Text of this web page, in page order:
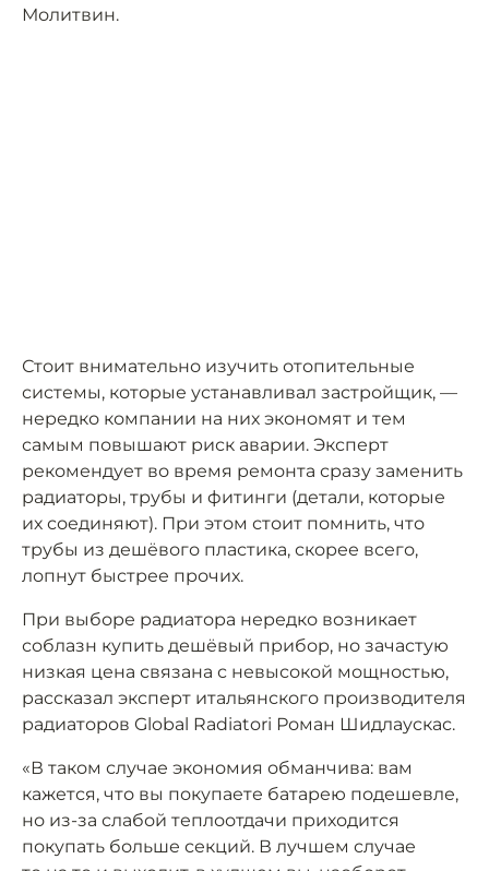
Молитвин.
Стоит внимательно изучить отопительные
системы, которые устанавливал застройщик, —
нередко компании на них экономят и тем
самым повышают риск аварии. Эксперт
рекомендует во время ремонта сразу заменить
радиаторы, трубы и фитинги (детали, которые
их соединяют). При этом стоит помнить, что
трубы из дешёвого пластика, скорее всего,
лопнут быстрее прочих.
При выборе радиатора нередко возникает
соблазн купить дешёвый прибор, но зачастую
низкая цена связана с невысокой мощностью,
рассказал эксперт итальянского производителя
радиаторов Global Radiatori Роман Шидлаускас.
«В таком случае экономия обманчива: вам
кажется, что вы покупаете батарею подешевле,
но из-за слабой теплоотдачи приходится
покупать больше секций. В лучшем случае